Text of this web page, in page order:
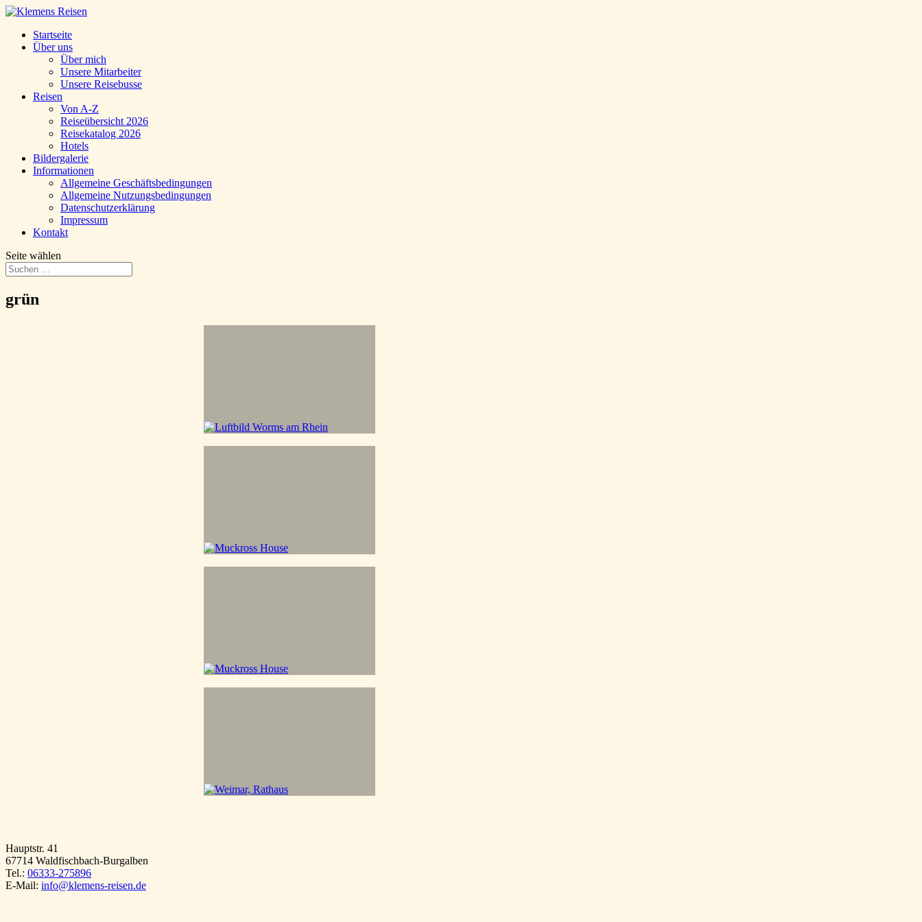
Startseite
Über uns
Über mich
Unsere Mitarbeiter
Unsere Reisebusse
Reisen
Von A-Z
Reiseübersicht 2026
Reisekatalog 2026
Hotels
Bildergalerie
Informationen
Allgemeine Geschäftsbedingungen
Allgemeine Nutzungsbedingungen
Datenschutzerklärung
Impressum
Kontakt
Seite wählen
grün
Hauptstr. 41
67714 Waldfischbach-Burgalben
Tel.: 06333-275896
E-Mail: info@klemens-reisen.de